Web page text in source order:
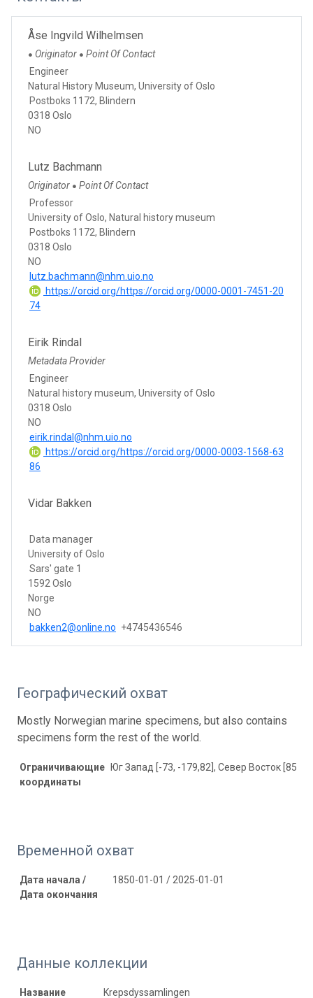
Åse Ingvild Wilhelmsen
● Originator ● Point Of Contact
Engineer
Natural History Museum, University of Oslo
Postboks 1172, Blindern
0318 Oslo
NO
Lutz Bachmann
Originator ● Point Of Contact
Professor
University of Oslo, Natural history museum
Postboks 1172, Blindern
0318 Oslo
NO
lutz.bachmann@nhm.uio.no
https://orcid.org/https://orcid.org/0000-0001-7451-20
74
Eirik Rindal
Metadata Provider
Engineer
Natural history museum, University of Oslo
0318 Oslo
NO
eirik.rindal@nhm.uio.no
https://orcid.org/https://orcid.org/0000-0003-1568-63
86
Vidar Bakken
Data manager
University of Oslo
Sars' gate 1
1592 Oslo
Norge
NO
bakken2@online.no +4745436546
Географический охват
Mostly Norwegian marine specimens, but also contains
specimens form the rest of the world.
Ограничивающие
координаты
Юг Запад [-73, -179,82], Север Восток
Временной охват
Дата начала /
Дата окончания
1850-01-01 / 2025-01-01
Данные коллекции
Название
Krepsdyssamlingen